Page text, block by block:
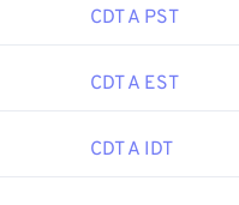
CDT A PST
CDT A EST
CDT A IDT